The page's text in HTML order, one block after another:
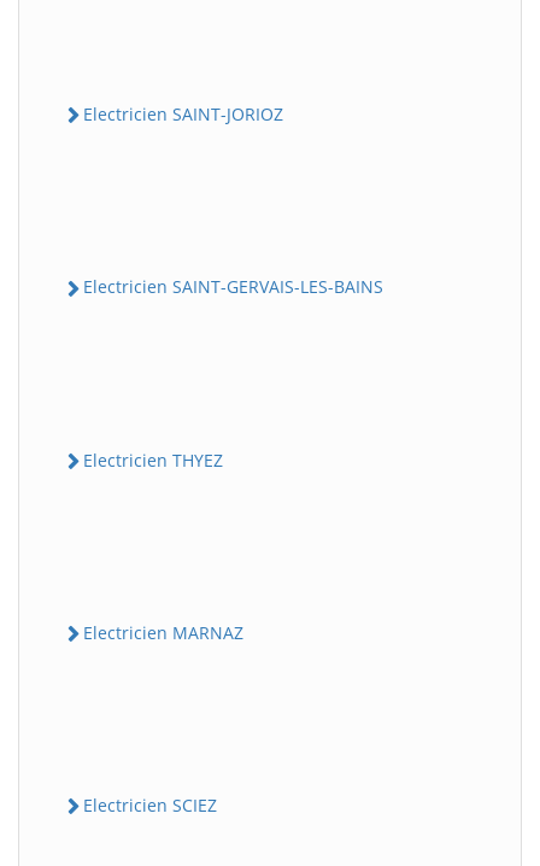
Electricien SAINT-JORIOZ
Electricien SAINT-GERVAIS-LES-BAINS
Electricien THYEZ
Electricien MARNAZ
Electricien SCIEZ